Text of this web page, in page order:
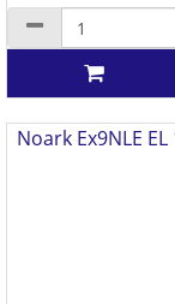
Noark Ex9NLE